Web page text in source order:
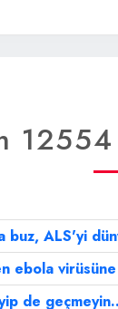
buz, ALS'yi
ebola
de